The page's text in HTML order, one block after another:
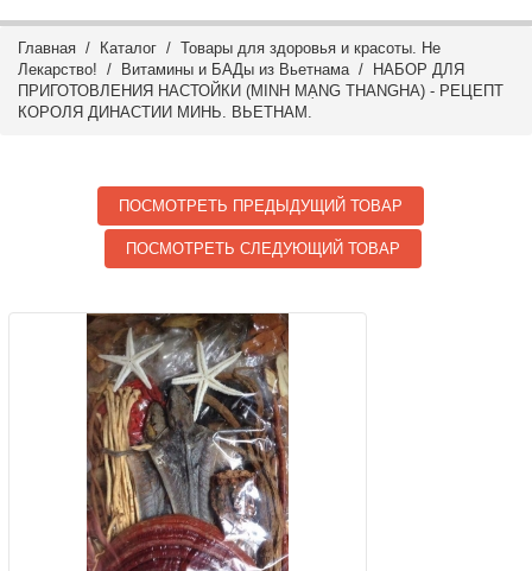
Главная / Каталог / Товары для здоровья и красоты. Не
Лекарство! / Витамины и БАДы из Вьетнама/ НАБОР ДЛЯ
ПРИГОТОВЛЕНИЯ НАСТОЙКИ (MINH MẠNG THANGНА) - РЕЦЕПТ
КОРОЛЯ ДИНАСТИИ МИНЬ. ВЬЕТНАМ.
ПОСМОТРЕТЬ ПРЕДЫДУЩИЙ ТОВАР
ПОСМОТРЕТЬ СЛЕДУЮЩИЙ ТОВАР